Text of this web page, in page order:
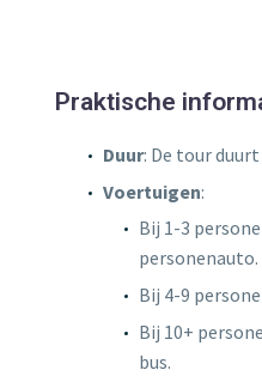
Praktische
Duur: De tour
Voertuigen:
Bij 1-3
personenauto.
Bij 4-9
Bij 10+
bus.